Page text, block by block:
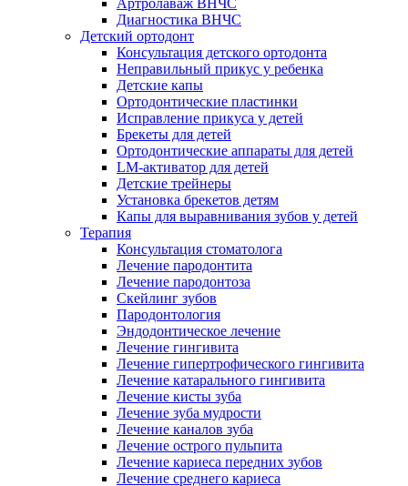
Артролаваж ВНЧС
Диагностика ВНЧС
Детский ортодонт
Консультация детского ортодонта
Неправильный прикус у ребенка
Детские капы
Ортодонтические пластинки
Исправление прикуса у детей
Брекеты для детей
Ортодонтические аппараты для детей
LM-активатор для детей
Детские трейнеры
Установка брекетов детям
Капы для выравнивания зубов у детей
Терапия
Консультация стоматолога
Лечение пародонтита
Лечение пародонтоза
Скейлинг зубов
Пародонтология
Эндодонтическое лечение
Лечение гингивита
Лечение гипертрофического гингивита
Лечение катарального гингивита
Лечение кисты зуба
Лечение зуба мудрости
Лечение каналов зуба
Лечение острого пульпита
Лечение кариеса передних зубов
Лечение среднего кариеса